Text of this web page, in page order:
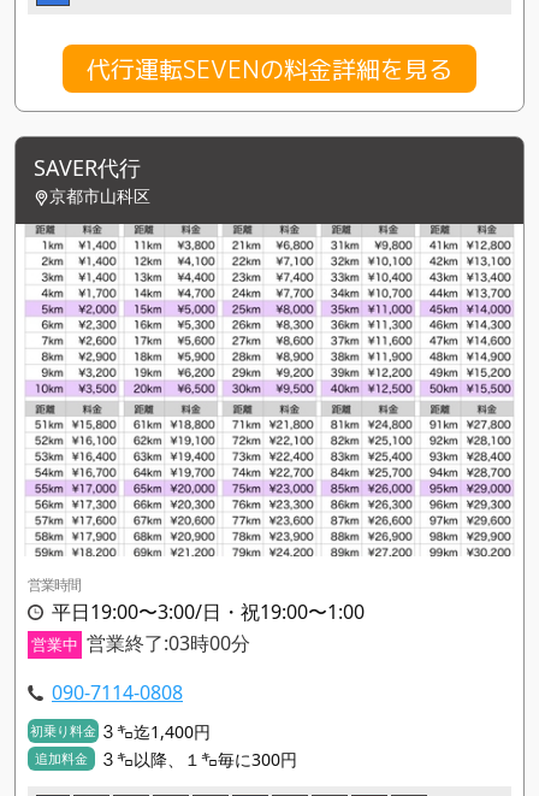
代行運転SEVENの料金詳細を見る
SAVER代行
京都市山科区
営業時間
平日19:00〜3:00/日・祝19:00〜1:00
営業中 営業終了:03時00分
090-7114-0808
初乗り料金 ３㌔迄1,400円
追加料金 ３㌔以降、１㌔毎に300円